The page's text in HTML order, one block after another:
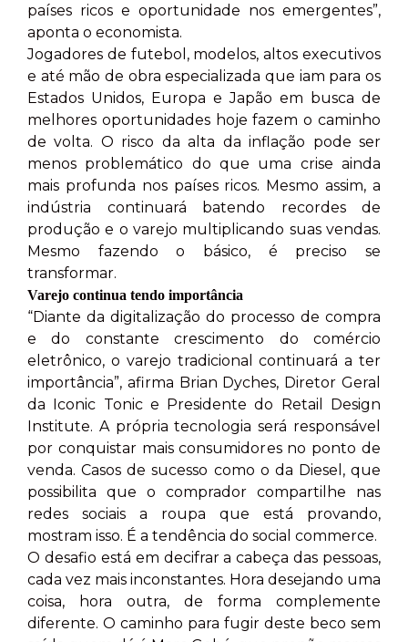
países ricos e oportunidade nos emergentes”,
aponta o economista.
Jogadores de futebol, modelos, altos executivos
e até mão de obra especializada que iam para os
Estados Unidos, Europa e Japão em busca de
melhores oportunidades hoje fazem o caminho
de volta. O risco da alta da inflação pode ser
menos problemático do que uma crise ainda
mais profunda nos países ricos. Mesmo assim, a
indústria continuará batendo recordes de
produção e o varejo multiplicando suas vendas.
Mesmo fazendo o básico, é preciso se
transformar.
Varejo continua tendo importância
“Diante da digitalização do processo de compra
e do constante crescimento do comércio
eletrônico, o varejo tradicional continuará a ter
importância”, afirma Brian Dyches, Diretor Geral
da Iconic Tonic e Presidente do Retail Design
Institute. A própria tecnologia será responsável
por conquistar mais consumidores no ponto de
venda. Casos de sucesso como o da Diesel, que
possibilita que o comprador compartilhe nas
redes sociais a roupa que está provando,
mostram isso. É a tendência do social commerce.
O desafio está em decifrar a cabeça das pessoas,
cada vez mais inconstantes. Hora desejando uma
coisa, hora outra, de forma complemente
diferente. O caminho para fugir deste beco sem